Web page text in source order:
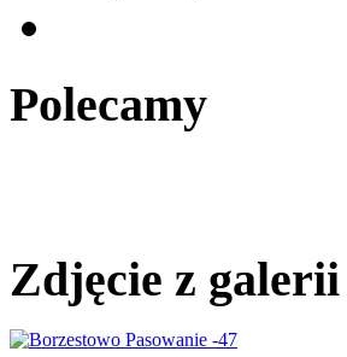
Polecamy
Zdjęcie z galerii